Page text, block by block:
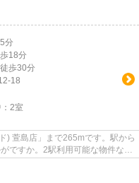
分
18分
徒歩30分
18
2室
) 萱島店」まで265mです。駅から
ですか。2駅利用可能な物件なの